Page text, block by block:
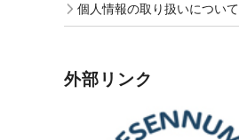
個人情報の取り扱いについて
外部リンク